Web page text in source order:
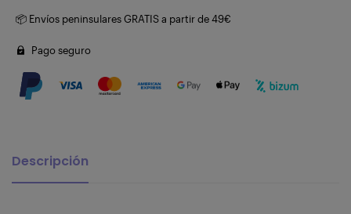
📦 Envíos peninsulares GRATIS a partir de 49€
Pago seguro
Descripción